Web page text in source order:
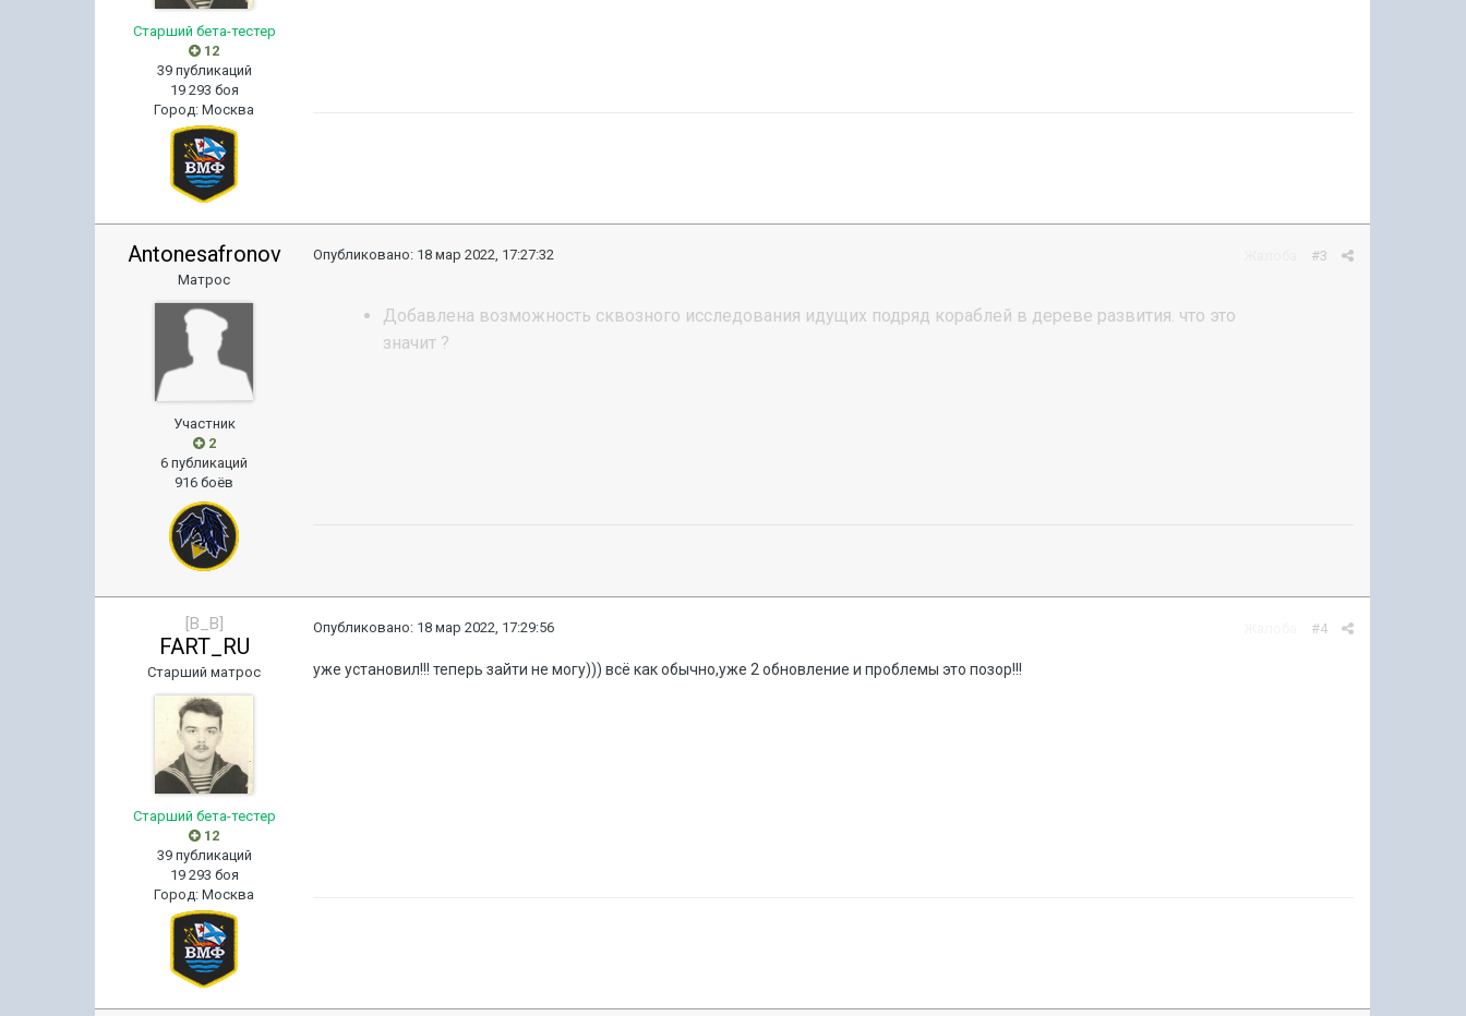
Старший бета-тестер
12
39 публикаций
19 293 боя
Город:Москва
Antonesafronov
Матрос
Участник
2
6 публикаций
916 боёв
#3
Опубликовано: 18 мар 2022, 17:27:32
Добавлена возможность сквозного исследования идущих подряд кораблей в дереве развития. что это
значит ?
[B_B]
FART_RU
Старший матрос
Старший бета-тестер
12
39 публикаций
19 293 боя
Город:Москва
#4
Опубликовано: 18 мар 2022, 17:29:56
уже установил!!! теперь зайти не могу))) всё как обычно,уже 2 обновление и проблемы это позор!!!